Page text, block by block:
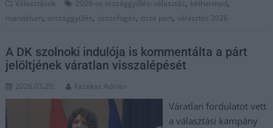
Választások 2026-os országgyűlési választás, kétharmad,
mandátum, országgyűlés, összefogás, tisza part,választás 2026
A DK szolnoki indulója is kommentálta a párt
jelöltjének váratlan visszalépését
2026.03.20. Fazekas Adrián
Váratlan fordulatot vett
a választási kampány